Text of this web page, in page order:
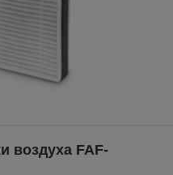
воздуха FAF-